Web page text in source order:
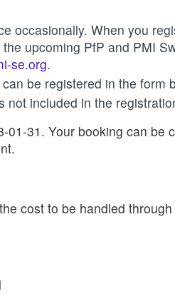
occasionally. When you
upcoming PfP and PMI
se.org.
be registered in the form
not included in the
01-31. Your booking can be
cost to be handled